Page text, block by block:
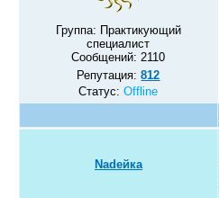
Группа: Практикующий
специалист
Сообщений: 2110
Репутация:812
Статус:Offline
Nadeйка